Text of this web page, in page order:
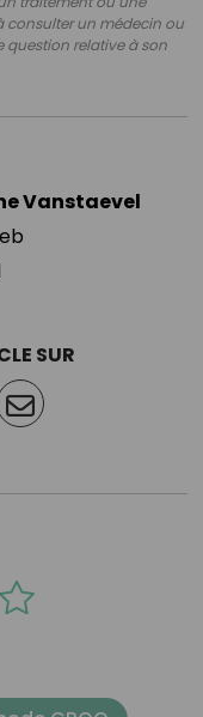
consulter un médecin ou
question relative à son
Vanstaevel
SUR